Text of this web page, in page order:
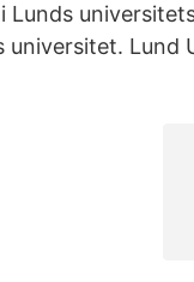
Lunds
Lund